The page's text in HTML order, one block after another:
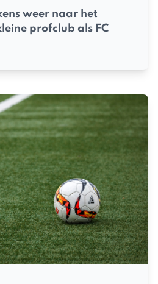
weer naar het
profclub als FC